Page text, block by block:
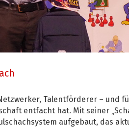
Talentförderer – und
entfacht hat. Mit seiner
aufgebaut, das